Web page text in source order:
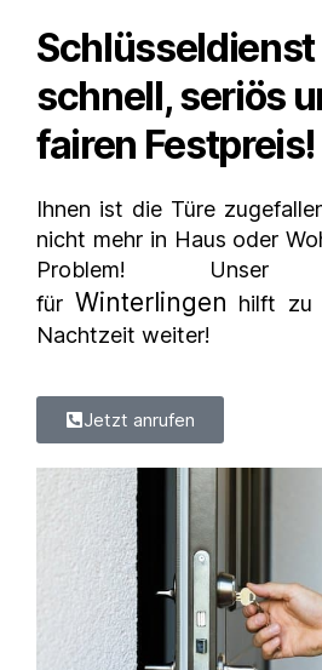
Schlüsseldienst
schnell, seriös
fairen Festpreis!
Ihnen ist die Türe
nicht mehr in Haus oder
Problem! Unser
für Winterlingen hilft zu
Nachtzeit weiter!
Jetzt anrufen